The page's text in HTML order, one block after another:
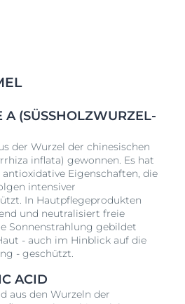
(SÜSSHOLZWURZEL-E
der Wurzel der chinesischen
inflata) gewonnen. Es hat
Eigenschaften, die
intensiver
In Hautpflegeprodukten
und neutralisiert freie
Sonnenstrahlung gebildet
- auch im Hinblick auf die
- geschützt.
ACID
aus den Wurzeln der